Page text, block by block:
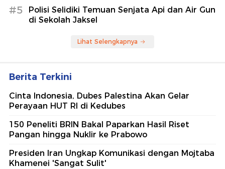
#5
Polisi Selidiki Temuan Senjata Api dan Air Gun
di Sekolah Jaksel
Lihat Selengkapnya
Berita Terkini
Cinta Indonesia, Dubes Palestina Akan Gelar
Perayaan HUT RI di Kedubes
150 Peneliti BRIN Bakal Paparkan Hasil Riset
Pangan hingga Nuklir ke Prabowo
Presiden Iran Ungkap Komunikasi dengan Mojtaba
Khamenei 'Sangat Sulit'